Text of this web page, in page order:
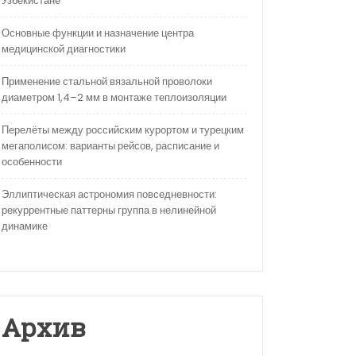
Основные функции и назначение центра
медицинской диагностики
Применение стальной вязальной проволоки
диаметром 1,4–2 мм в монтаже теплоизоляции
Перелёты между российским курортом и турецким
мегаполисом: варианты рейсов, расписание и
особенности
Эллиптическая астрономия повседневности:
рекуррентные паттерны группа в нелинейной
динамике
Архив